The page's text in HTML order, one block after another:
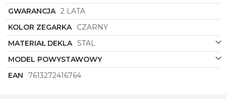
GWARANCJA 2 LATA
KOLOR ZEGARKA CZARNY
MATERIAŁ DEKLA STAL
MODEL POWYSTAWOWY
EAN
7613272416764